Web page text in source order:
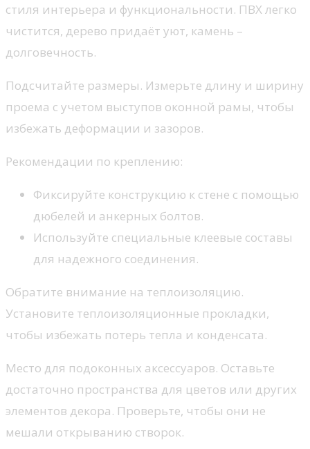
стиля интерьера и функциональности. ПВХ легко
чистится, дерево придаёт уют, камень –
долговечность.
Подсчитайте размеры. Измерьте длину и ширину
проема с учетом выступов оконной рамы, чтобы
избежать деформации и зазоров.
Рекомендации по креплению:
Фиксируйте конструкцию к стене с помощью
дюбелей и анкерных болтов.
Используйте специальные клеевые составы
для надежного соединения.
Обратите внимание на теплоизоляцию.
Установите теплоизоляционные прокладки,
чтобы избежать потерь тепла и конденсата.
Место для подоконных аксессуаров. Оставьте
достаточно пространства для цветов или других
элементов декора. Проверьте, чтобы они не
мешали открыванию створок.